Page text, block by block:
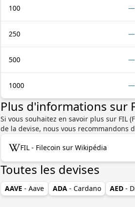
100 —
250 —
500 —
1000 —
Plus d'informations sur
Si vous souhaitez en savoir plus sur FIL
de la devise, nous vous recommandons
FIL - Filecoin sur Wikipédia
Toutes les devises
AAVE - Aave ADA - Cardano AED -